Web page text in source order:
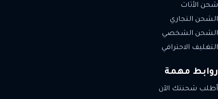
شحن الأثاث
الشحن التجاري
الشحن الشخصي
التغليف الاحترافي
روابط مهمة
أطلب شحنتك الآن